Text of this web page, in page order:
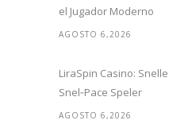
el Jugador Moderno
AGOSTO 6,2026
LiraSpin Casino:
Snel‑Pace Speler
AGOSTO 6,2026